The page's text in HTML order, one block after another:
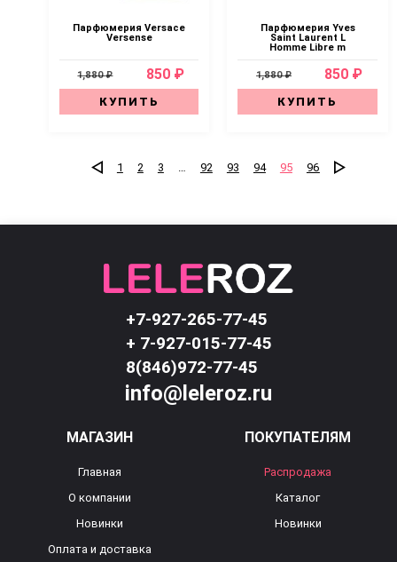
Парфюмерия Versace
Versense
1,880 ₽ 850 ₽
КУПИТЬ
Парфюмерия Yves
Saint Laurent L
Homme Libre m
1,880 ₽ 850 ₽
КУПИТЬ
1 2 3 … 92 93 94 95 96
+7-927-265-77-45
+ 7-927-015-77-45
8(846)972-77-45
info@leleroz.ru
МАГАЗИН
Главная
О компании
Новинки
Оплата и доставка
ПОКУПАТЕЛЯМ
Распродажа
Каталог
Новинки